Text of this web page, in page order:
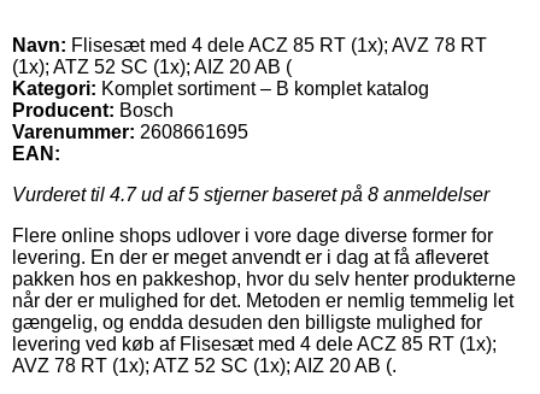
Navn: Flisesæt med 4 dele ACZ 85 RT (1x); AVZ 78 RT
(1x); ATZ 52 SC (1x); AIZ 20 AB (
Kategori: Komplet sortiment – B komplet katalog
Producent: Bosch
Varenummer: 2608661695
EAN:
Vurderet til 4.7ud af 5 stjerner baseret på 8 anmeldelser
Flere online shops udlover i vore dage diverse former for
levering. En der er meget anvendt er i dag at få afleveret
pakken hos en pakkeshop, hvor du selv henter produkterne
når der er mulighed for det. Metoden er nemlig temmelig let
gængelig, og endda desuden den billigste mulighed for
levering ved køb af Flisesæt med 4 dele ACZ 85 RT (1x);
AVZ 78 RT (1x); ATZ 52 SC (1x); AIZ 20 AB (.